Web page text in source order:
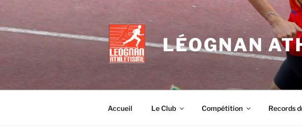
contenu
LÉOGNAN
Accueil Le Club Compétition Records